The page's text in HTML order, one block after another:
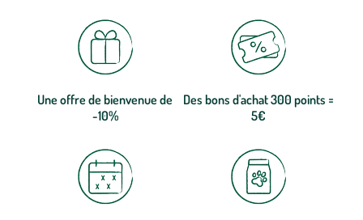
Une offre de bienvenue de
-10%
Des bons d'achat 300 points =
5€